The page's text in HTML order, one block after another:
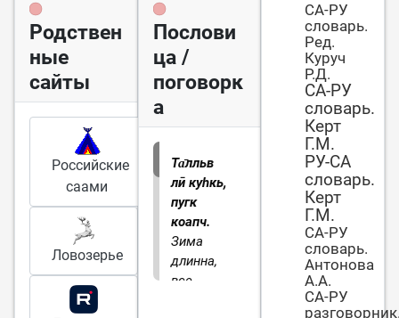
Родствен
ные
сайты
Российские
саами
Ловозерье
Послови
ца /
поговорк
а
Та̄лльв
лӣ куһкь,
пугк
коапч.
Зима
длинна,
все
СА-РУ
словарь.
Ред.
Куруч
Р.Д.
СА-РУ
словарь.
Керт
Г.М.
РУ-СА
словарь.
Керт
Г.М.
СА-РУ
словарь.
Антонова
А.А.
СА-РУ